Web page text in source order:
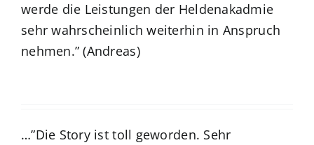
werde die Leistungen der Heldenakadmie
sehr wahrscheinlich weiterhin in Anspruch
nehmen.” (Andreas)
…”Die Story ist toll geworden. Sehr